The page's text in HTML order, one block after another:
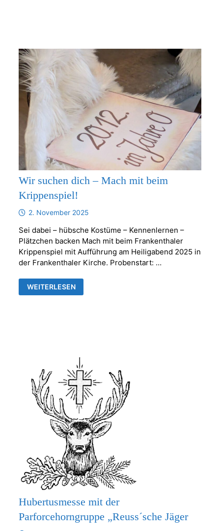
Wir suchen dich – Mach mit beim
Krippenspiel!
2. November 2025
Sei dabei – hübsche Kostüme – Kennenlernen –
Plätzchen backen Mach mit beim Frankenthaler
Krippenspiel mit Aufführung am Heiligabend 2025 in
der Frankenthaler Kirche. Probenstart: …
WIR
SUCHEN
DICH
WEITERLESEN
Hubertusmesse mit der
Parforcehorngruppe „Reuss´sche Jäger